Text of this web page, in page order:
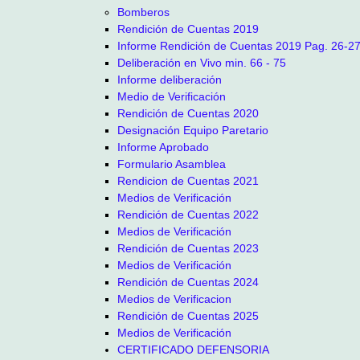
Bomberos
Rendición de Cuentas 2019
Informe Rendición de Cuentas 2019 Pag. 26-
Deliberación en Vivo min. 66 - 75
Informe deliberación
Medio de Verificación
Rendición de Cuentas 2020
Designación Equipo Paretario
Informe Aprobado
Formulario Asamblea
Rendicion de Cuentas 2021
Medios de Verificación
Rendición de Cuentas 2022
Medios de Verificación
Rendición de Cuentas 2023
Medios de Verificación
Rendición de Cuentas 2024
Medios de Verificacion
Rendición de Cuentas 2025
Medios de Verificación
CERTIFICADO DEFENSORIA